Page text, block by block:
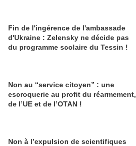
Fin de l'ingérence de l'ambassade
d'Ukraine : Zelensky ne décide pas
du programme scolaire du Tessin !
Non au “service citoyen” : une
escroquerie au profit du réarmement,
de l’UE et de l’OTAN !
Non à l’expulsion de scientifiques